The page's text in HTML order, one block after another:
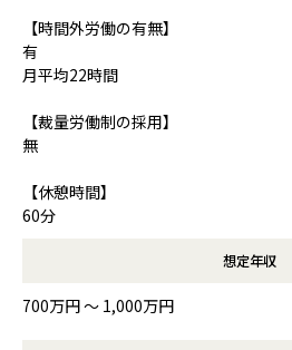
【時間外労働の有無】
有
月平均22時間
【裁量労働制の採用】
無
【休憩時間】
60分
想定年収
700万円 〜 1,000万円